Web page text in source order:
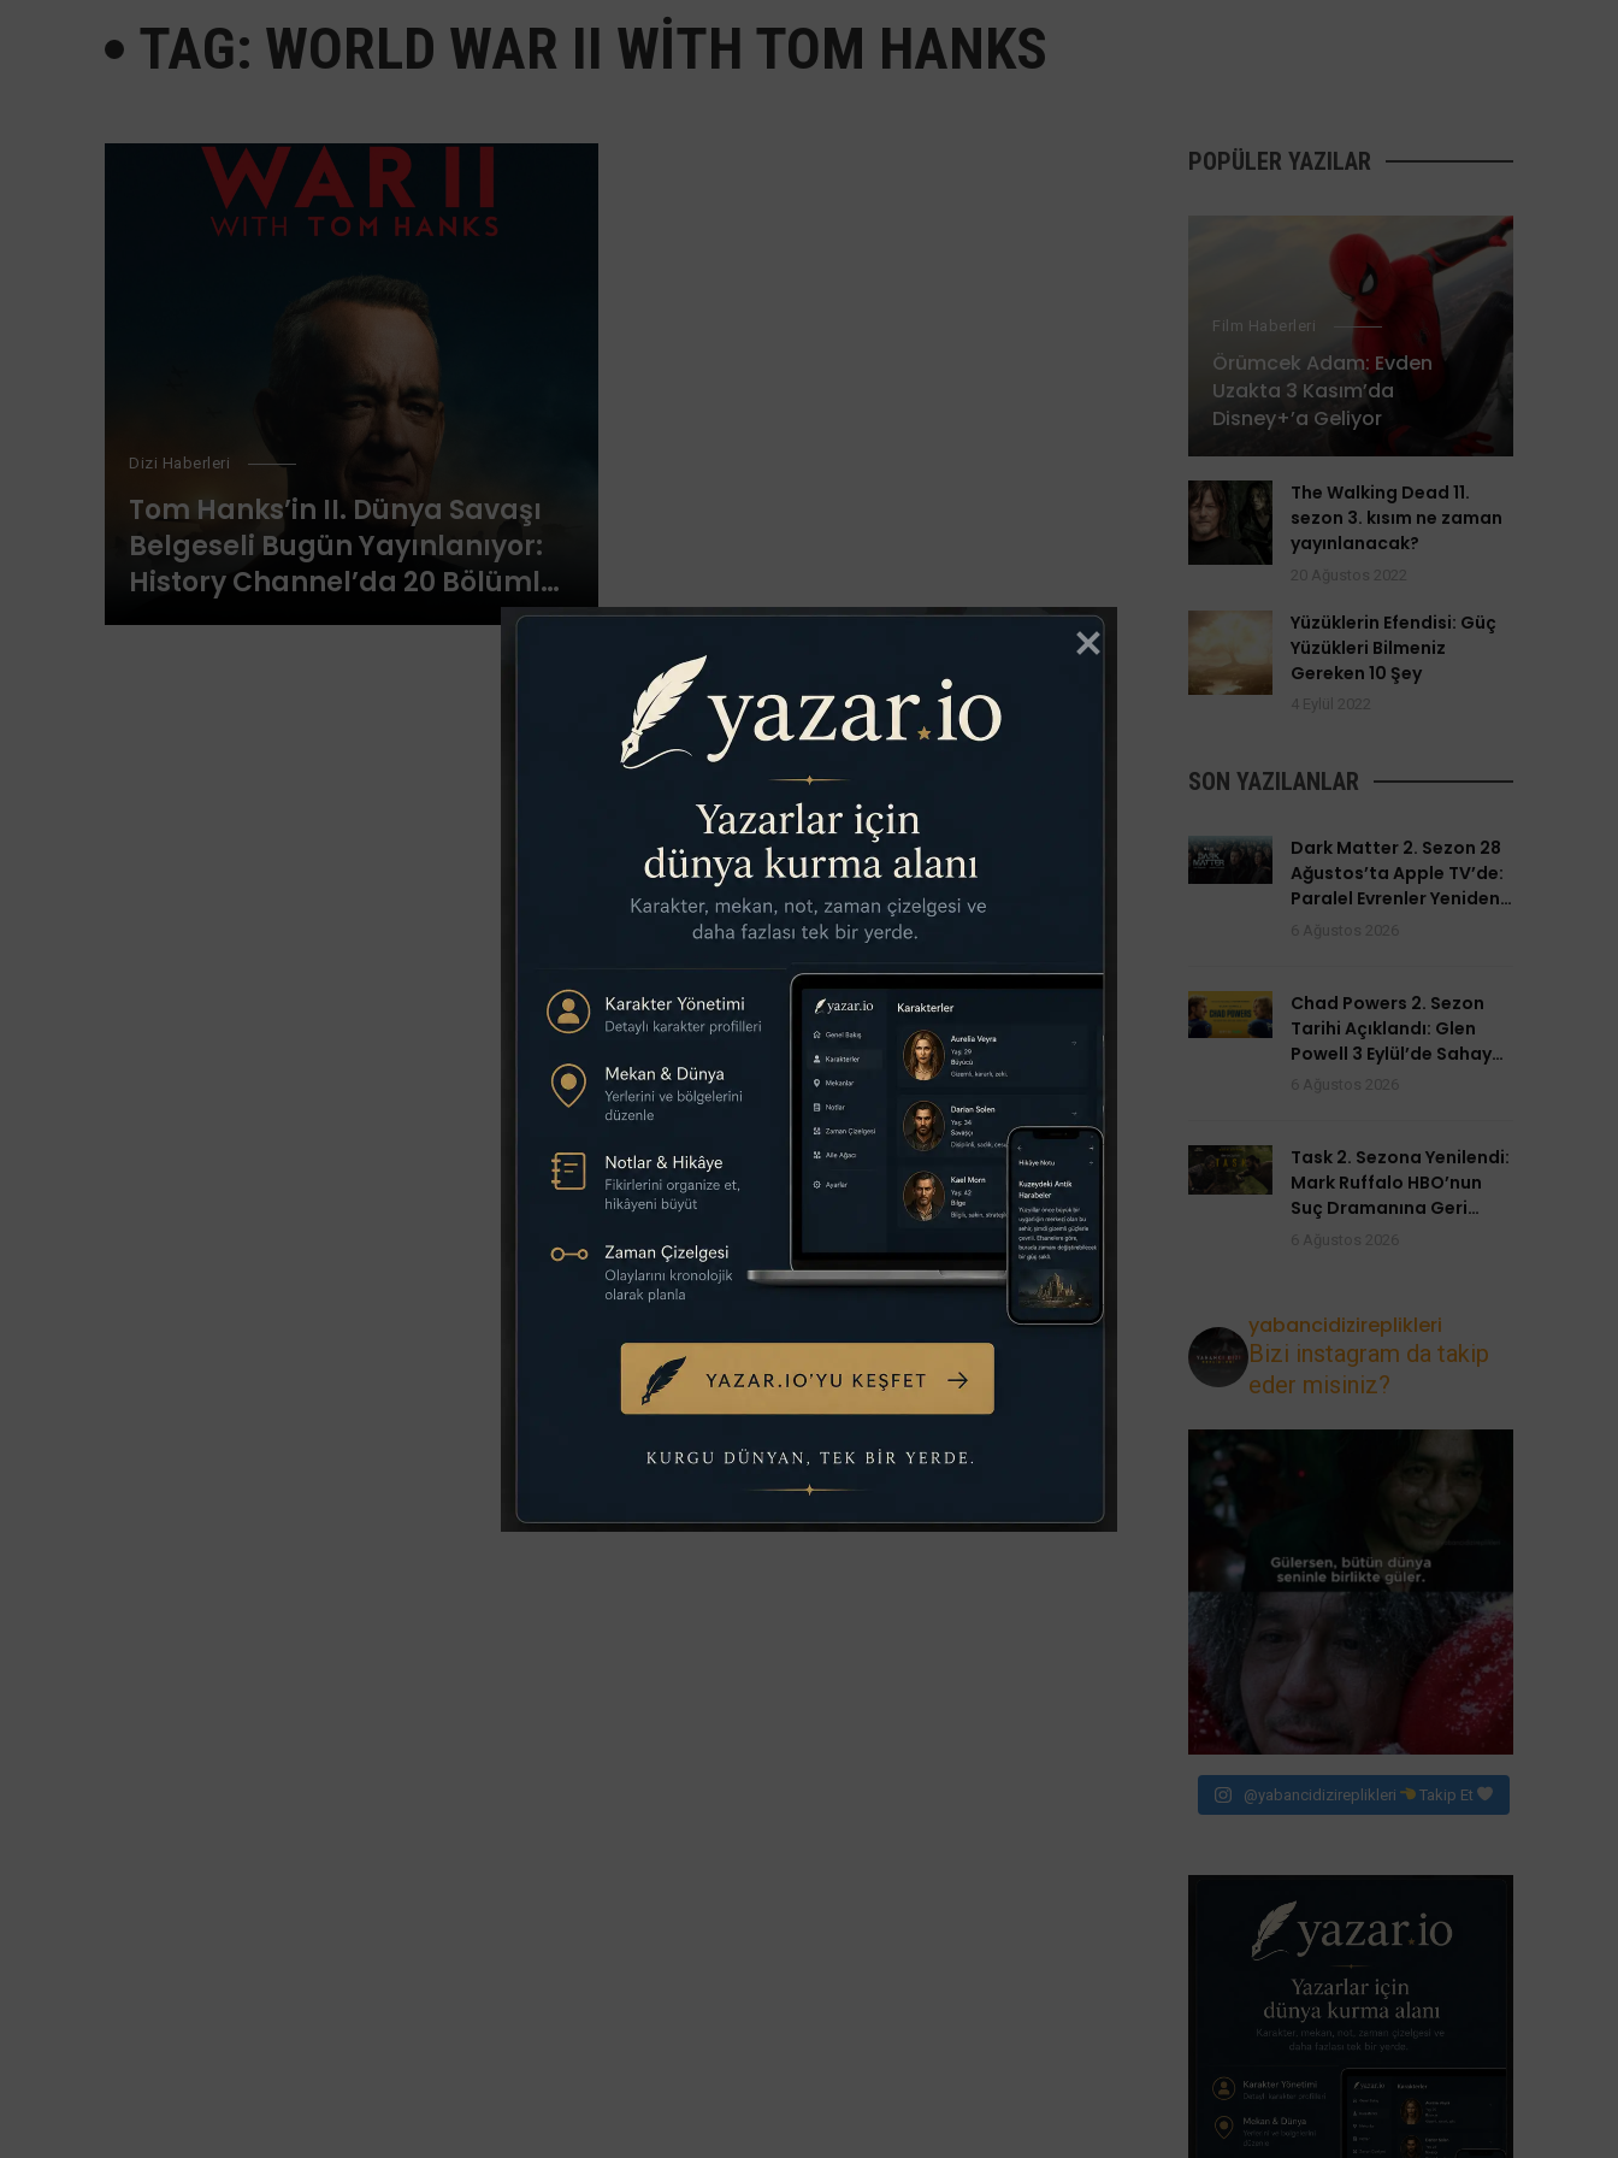
TAG: WORLD WAR II WITH TOM HANKS
Dizi Haberleri
Tom Hanks’in II. Dünya Savaşı
Belgeseli Bugün Yayınlanıyor:
History Channel’da 20 Bölümlük
Anıt Yapım
POPÜLER YAZILAR
Film Haberleri
Örümcek Adam: Evden
Uzakta 3 Kasım’da
Disney+’a Geliyor
The Walking Dead 11.
sezon 3. kısım ne zaman
yayınlanacak?
Yüzüklerin Efendisi: Güç
Yüzükleri Bilmeniz
Gereken 10 Şey
SON YAZILANLAR
Dark Matter 2. Sezon 28
Ağustos’ta Apple TV’de:
Paralel Evrenler Yeniden
Chad Powers 2. Sezon
Tarihi Açıklandı: Glen
Powell 3 Eylül’de Sahaya
Task 2. Sezona Yenilendi:
Mark Ruffalo HBO’nun
Suç Dramanına Geri
yabancidizireplikleri
Bizi instagram da takip
eder misiniz?
@yabancidizireplikleri Takip Et